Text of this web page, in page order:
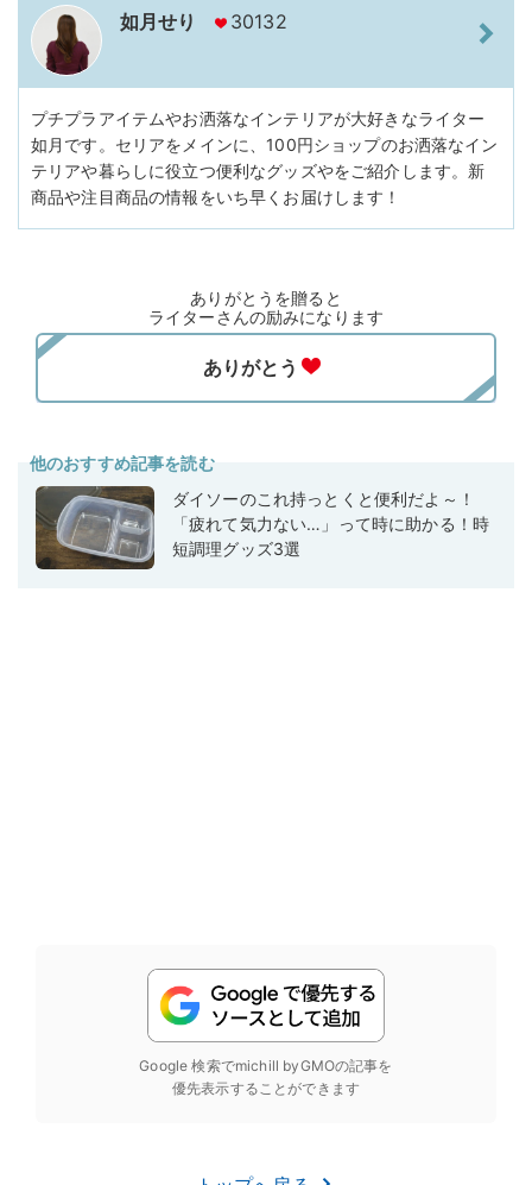
如月せり 30132
プチプラアイテムやお洒落なインテリアが大好きなライター
如月です。セリアをメインに、100円ショップのお洒落なイン
テリアや暮らしに役立つ便利なグッズやをご紹介します。新
商品や注目商品の情報をいち早くお届けします！
ありがとうを贈ると
ライターさんの励みになります
他のおすすめ記事を読む
ダイソーのこれ持っとくと便利だよ～！
「疲れて気力ない…」って時に助かる！時
短調理グッズ3選
Google 検索でmichill byGMOの記事を
優先表示することができます